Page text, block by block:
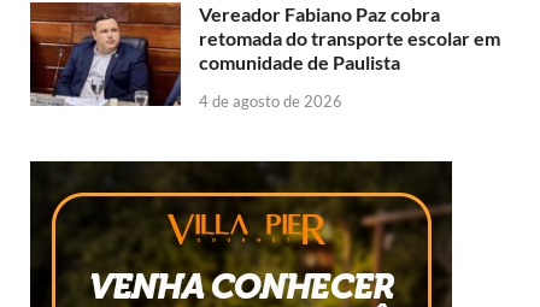
Vereador Fabiano Paz cobra
retomada do transporte escolar em
comunidade de Paulista
4 de agosto de 2026